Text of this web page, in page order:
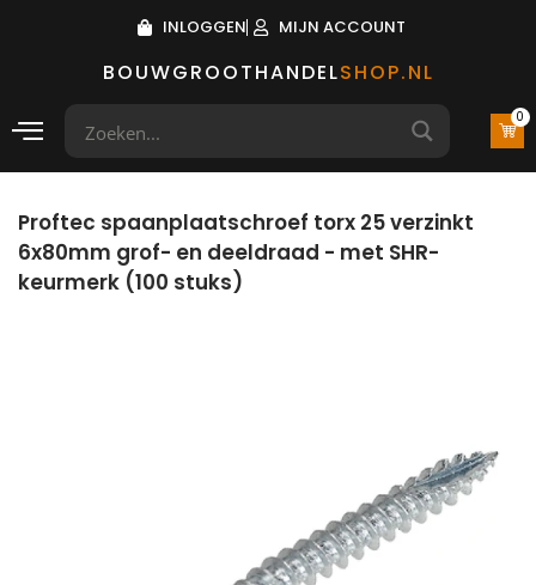
BOUWGROOTHANDELSHOP.NL
INLOGGEN MIJN ACCOUNT
0
Proftec spaanplaatschroef torx 25 verzinkt
6x80mm grof- en deeldraad - met SHR-
keurmerk (100 stuks)